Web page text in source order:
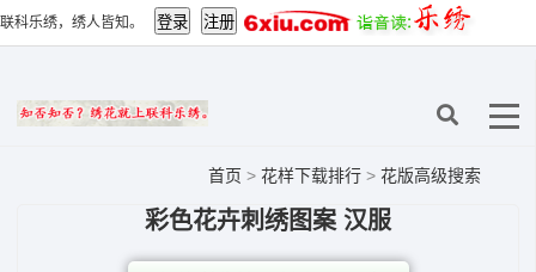
联科乐绣，绣人皆知。
首页 > 花样下载排行 > 花版高级搜索
彩色花卉刺绣图案 汉服